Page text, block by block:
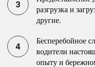
разгрузка и
другие.
Бесперебойное
водители
опыту и